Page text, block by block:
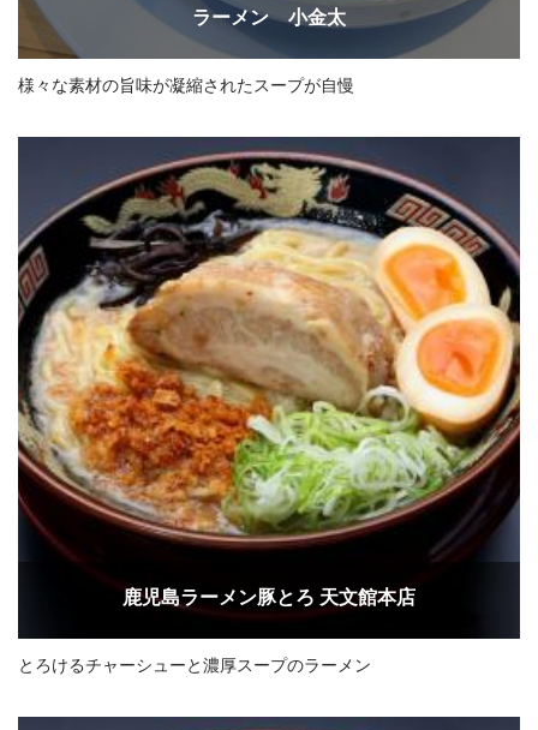
ラーメン 小金太
様々な素材の旨味が凝縮されたスープが自慢
鹿児島ラーメン豚とろ 天文館本店
とろけるチャーシューと濃厚スープのラーメン